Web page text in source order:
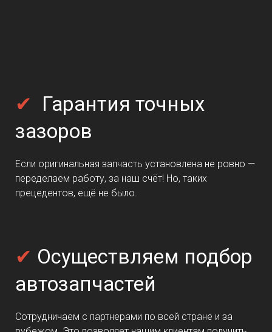
✔ Гарантия точных
зазоров
Если оригинальная запчасть установлена не ровно —
переделаем работу, за наш счёт! Но, таких
прецедентов, ещё не было.
✔ Осуществляем подбор
автозапчастей
Сотрудничаем с партнерами по всей стране и за